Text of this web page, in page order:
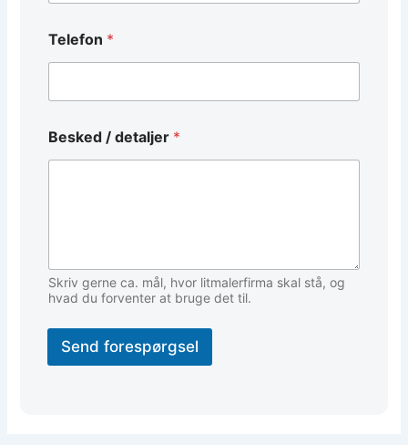
m
a
l
e
l
e
s
k
e
Telefon *
Besked / detaljer *
Skriv gerne ca. mål, hvor litmalerfirma skal stå, og
hvad du forventer at bruge det til.
Send forespørgsel